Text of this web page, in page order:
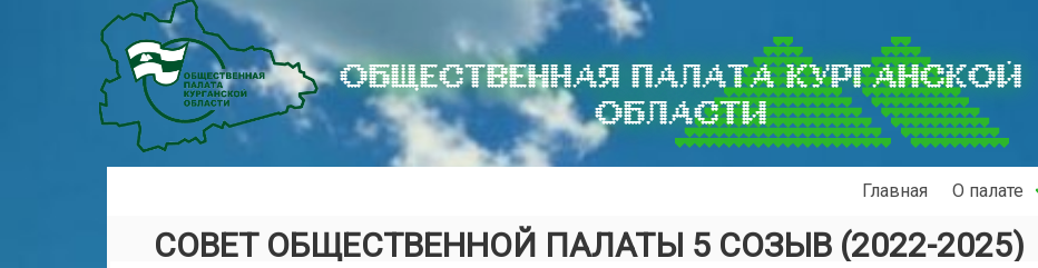
ОБЩЕСТВЕННАЯ ПАЛАТА КУРГАНСКОЙ
ОБЛАСТИ
Главная О палате
СОВЕТ ОБЩЕСТВЕННОЙ ПАЛАТЫ 5 СОЗЫВ (2022-2025)